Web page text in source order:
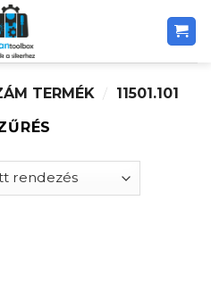
TERMÉK / 11501.101